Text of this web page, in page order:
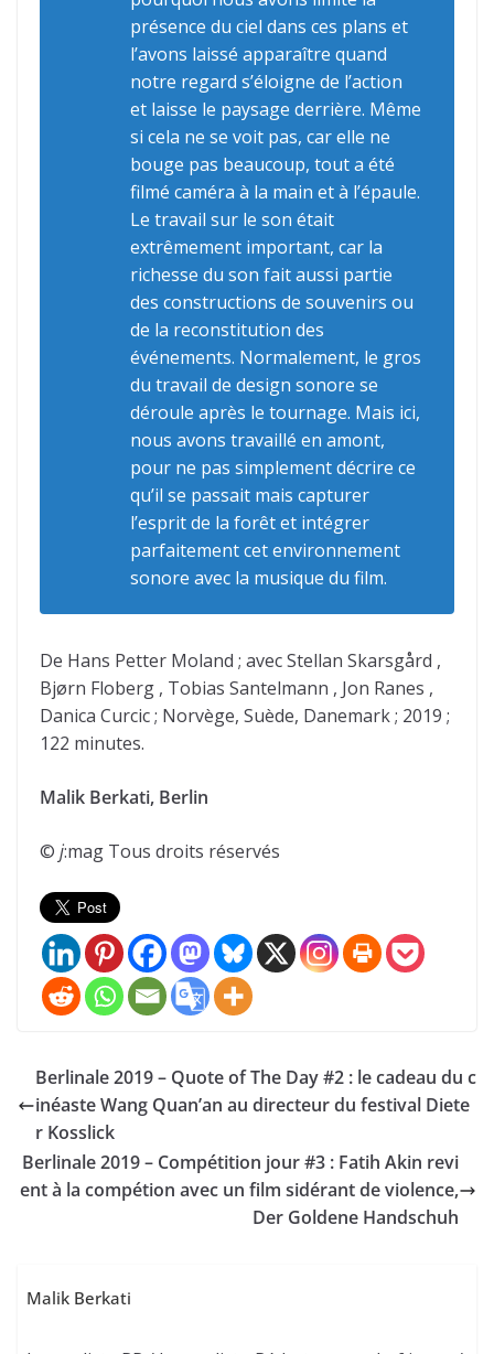
présence du ciel dans ces plans et
l’avons laissé apparaître quand
notre regard s’éloigne de l’action
et laisse le paysage derrière. Même
si cela ne se voit pas, car elle ne
bouge pas beaucoup, tout a été
filmé caméra à la main et à l’épaule.
Le travail sur le son était
extrêmement important, car la
richesse du son fait aussi partie
des constructions de souvenirs ou
de la reconstitution des
événements. Normalement, le gros
du travail de design sonore se
déroule après le tournage. Mais ici,
nous avons travaillé en amont,
pour ne pas simplement décrire ce
qu’il se passait mais capturer
l’esprit de la forêt et intégrer
parfaitement cet environnement
sonore avec la musique du film.
De Hans Petter Moland ; avec Stellan Skarsgård ,
Bjørn Floberg , Tobias Santelmann , Jon Ranes ,
Danica Curcic ; Norvège, Suède, Danemark ; 2019 ;
122 minutes.
Malik Berkati, Berlin
© j:mag Tous droits réservés
Berlinale 2019 – Quote of The Day #2 : le cadeau du c
inéaste Wang Quan’an au directeur du festival Diete
r Kosslick
Berlinale 2019 – Compétition jour #3 : Fatih Akin revi
ent à la compétion avec un film sidérant de violence,
Der Goldene Handschuh
Malik Berkati